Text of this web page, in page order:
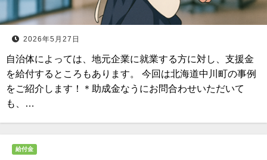
2026年5月27日
自治体によっては、地元企業に就業する方に対し、支援金
を給付するところもあります。 今回は北海道中川町の事例
をご紹介します！＊助成金なうにお問合わせいただいて
も、…
給付金